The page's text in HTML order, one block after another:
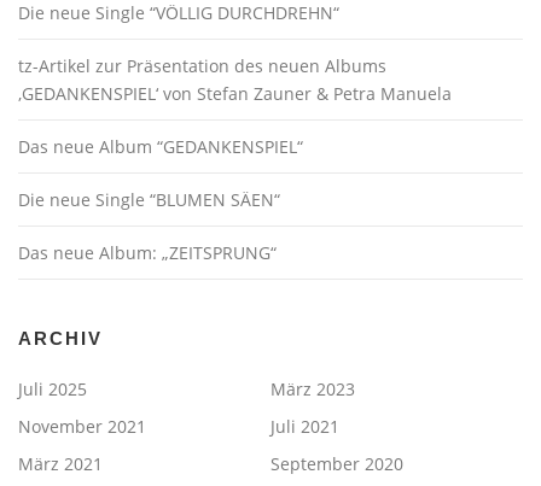
Die neue Single “VÖLLIG DURCHDREHN“
tz-Artikel zur Präsentation des neuen Albums
‚GEDANKENSPIEL‘ von Stefan Zauner & Petra Manuela
Das neue Album “GEDANKENSPIEL“
Die neue Single “BLUMEN SÄEN“
Das neue Album: „ZEITSPRUNG“
ARCHIV
Juli 2025
März 2023
November 2021
Juli 2021
März 2021
September 2020